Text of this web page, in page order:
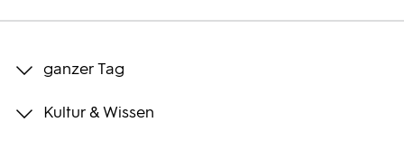
Bilder
ganzer Tag
Kultur & Wissen